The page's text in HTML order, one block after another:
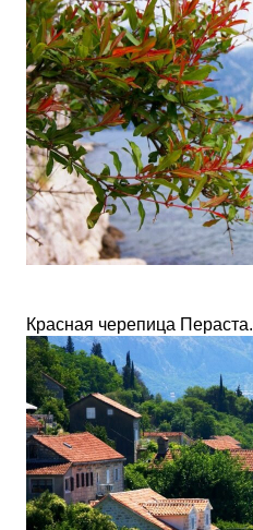
Красная черепица Пераста.